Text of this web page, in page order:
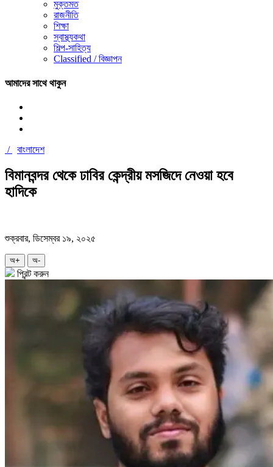
মুক্তমত
রাজনীতি
শিক্ষা
স্বাস্থ্যকথা
শিল্প-সাহিত্য
Classified / বিজ্ঞাপন
আমাদের সাথে থাকুন
/ বাংলাদেশ
বিমানবন্দর থেকে ঢাবির কেন্দ্রীয় মসজিদে নেওয়া হবে
হাদিকে
শুক্রবার, ডিসেম্বর ১৯, ২০২৫
অ+ অ-
প্রিন্ট করুন